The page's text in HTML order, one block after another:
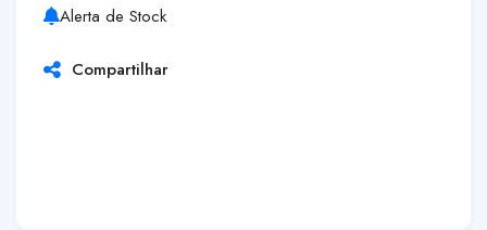
Alerta de Stock
Compartilhar